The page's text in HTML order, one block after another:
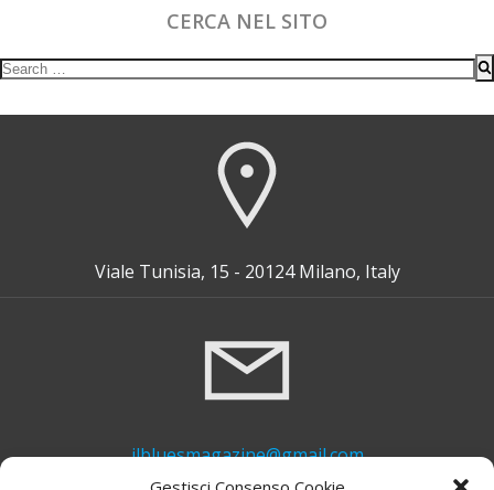
CERCA NEL SITO
Search
Viale Tunisia, 15 - 20124 Milano, Italy
ilbluesmagazine@gmail.com